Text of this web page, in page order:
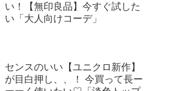
い！【無印良品】今すぐ試した
い「大人向けコーデ」
センスのいい【ユニクロ新作】
が目白押し、、！ 今買って長ー